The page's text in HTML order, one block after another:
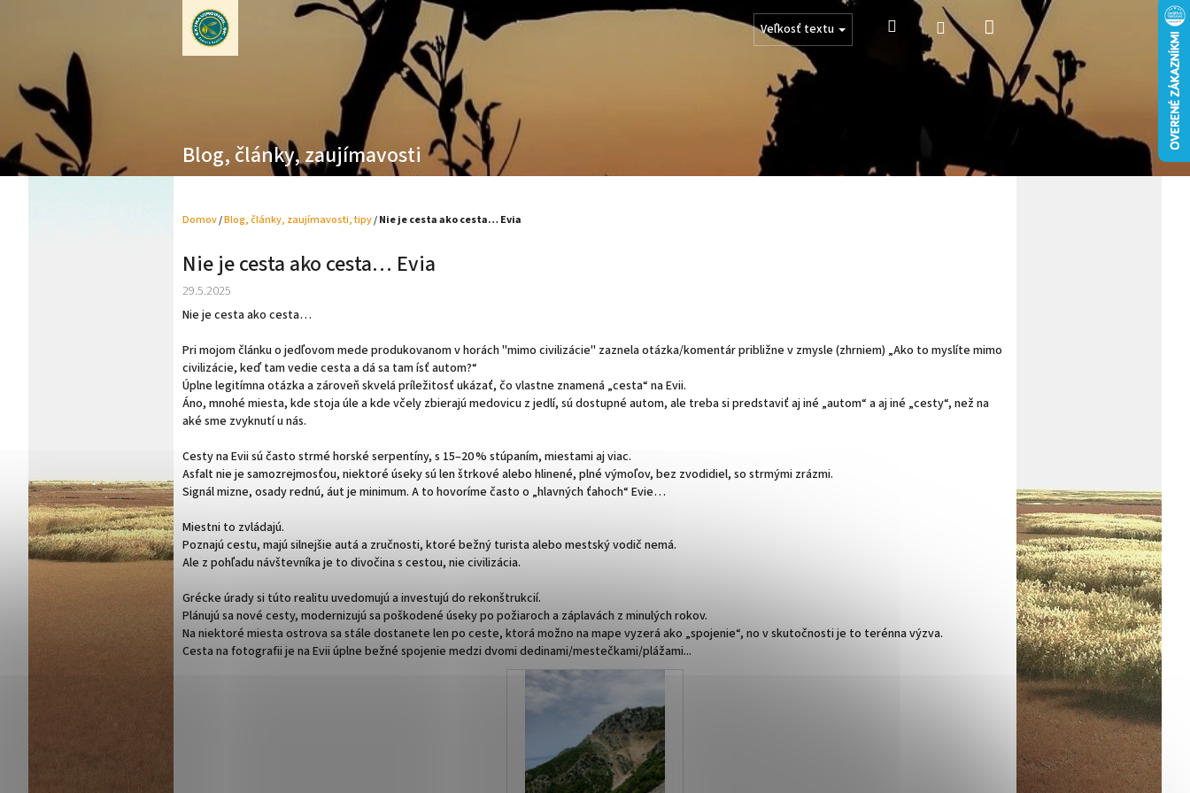
Veľkosť textu Hľadať PrihlásenieNákupný
košík
Blog, články, zaujímavosti
Domov/Blog, články, zaujímavosti, tipy/Nie je cesta ako cesta… Evia
Nie je cesta ako cesta… Evia
29.5.2025
Nie je cesta ako cesta…
Pri mojom článku o jedľovom mede produkovanom v horách "mimo civilizácie" zaznela otázka/komentár približne v zmysle (zhrniem) „Ako to myslíte mimo
civilizácie, keď tam vedie cesta a dá sa tam ísť autom?“
Úplne legitímna otázka a zároveň skvelá príležitosť ukázať, čo vlastne znamená „cesta“ na Evii.
Áno, mnohé miesta, kde stoja úle a kde včely zbierajú medovicu z jedlí, sú dostupné autom, ale treba si predstaviť aj iné „autom“ a aj iné „cesty“, než na
aké sme zvyknutí u nás.
Cesty na Evii sú často strmé horské serpentíny, s 15–20 % stúpaním, miestami aj viac.
Asfalt nie je samozrejmosťou, niektoré úseky sú len štrkové alebo hlinené, plné výmoľov, bez zvodidiel, so strmými zrázmi.
Signál mizne, osady rednú, áut je minimum. A to hovoríme často o „hlavných ťahoch“ Evie…
Miestni to zvládajú.
Poznajú cestu, majú silnejšie autá a zručnosti, ktoré bežný turista alebo mestský vodič nemá.
Ale z pohľadu návštevníka je to divočina s cestou, nie civilizácia.
Grécke úrady si túto realitu uvedomujú a investujú do rekonštrukcií.
Plánujú sa nové cesty, modernizujú sa poškodené úseky po požiaroch a záplavách z minulých rokov.
Na niektoré miesta ostrova sa stále dostanete len po ceste, ktorá možno na mape vyzerá ako „spojenie“, no v skutočnosti je to terénna výzva.
Cesta na fotografii je na Evii úplne bežné spojenie medzi dvomi dedinami/mestečkami/plážami...